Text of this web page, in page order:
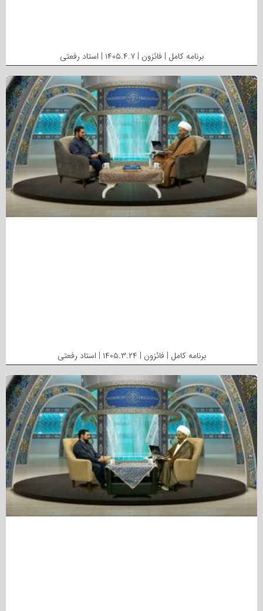
برنامه کامل | فائزون | ۱۴۰۵.۴.۷ | استاد رفعتی
برنامه کامل | فائزون | ۱۴۰۵.۳.۲۴ | استاد رفعتی